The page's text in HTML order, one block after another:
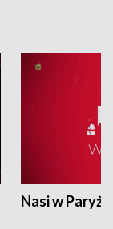
Nasi w Paryżu